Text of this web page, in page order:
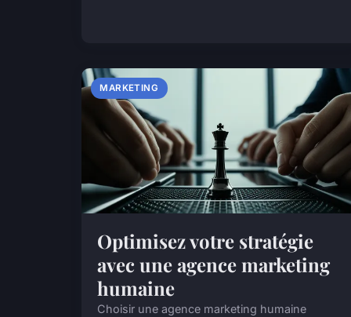
MARKETING
Optimisez votre stratégie
avec une agence marketing
humaine
Choisir une agence marketing humaine